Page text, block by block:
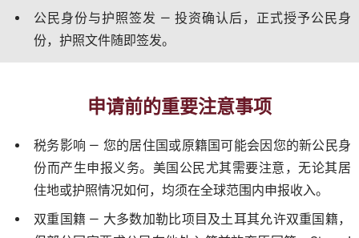
公民身份与护照签发 — 投资确认后，正式授予公民身
份，护照文件随即签发。
申请前的重要注意事项
税务影响 — 您的居住国或原籍国可能会因您的新公民身
份而产生申报义务。美国公民尤其需要注意，无论其居
住地或护照情况如何，均须在全球范围内申报收入。
双重国籍 — 大多数加勒比项目及土耳其允许双重国籍，